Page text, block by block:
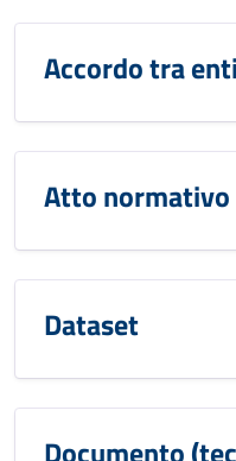
Accordo tra enti
Atto normativo
Dataset